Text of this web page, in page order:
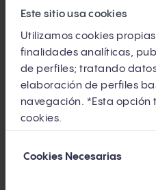
Este sitio usa cookies
Utilizamos cookies
finalidades analíticas,
de perfiles; tratando
elaboración de perfiles
navegación. *Esta opción
cookies.
deCookies Necesarias